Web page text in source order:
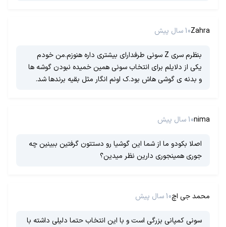
Zahra10 سال پیش
بنظرم سری Z سونی طرفدارای بیشتری داره هنوزم.من خودم
یکی از دلایلم برای انتخاب سونی همین خمیده نبودن گوشه ها
و بدنه ی گوشی هاش بود.ک اونم انگار مثل بقیه برندها شد.
nima10 سال پیش
اصلا بکودو ما از شما این گوشیا رو دستتون گرفتین ببینین چه
جوری همینجوری دارین نظر میدین؟
محمد جی اچ10 سال پیش
سونی کمپانی بزرگی است و با این انتخاب حتما دلیلی داشته با